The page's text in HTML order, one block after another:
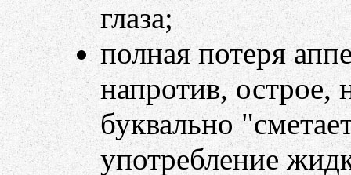
глаза;
полная потеря
напротив, острое,
буквально
употребление